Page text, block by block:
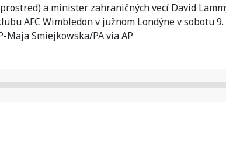
a minister zahraničných vecí David
AFC Wimbledon v južnom Londýne v sobotu
Maja Smiejkowska/PA via AP